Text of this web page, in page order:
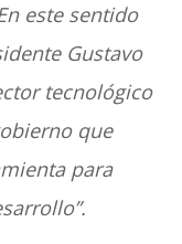
este sentido
Gustavo
tecnológico
que
para